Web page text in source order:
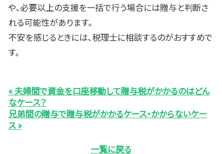
や、必要以上の支援を一括で行う場合には贈与と判断さ
れる可能性があります。
不安を感じるときには、税理士に相談するのがおすすめで
す。
« 夫婦間で資金を口座移動して贈与税がかかるのはどん
なケース？
兄弟間の贈与で贈与税がかかるケース・かからないケー
ス »
一覧に戻る